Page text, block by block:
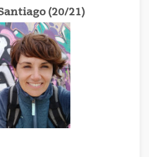
(20/21)